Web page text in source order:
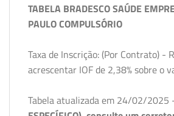
TABELA BRADESCO SAÚDE
PAULO COMPULSÓRIO
Taxa de Inscrição: (Por Contrato) -
acrescentar IOF de 2,38% sobre o
Tabela atualizada em 24/02/2025